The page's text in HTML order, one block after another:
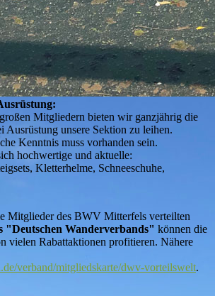
Mitgliedern bieten wir ganzjährig die
unsere Sektion zu leihen.
Kenntnis muss vorhanden sein.
hochwertige und aktuelle:
Kletterhelme, Schneeschuhe,
Mitglieder des BWV Mitterfels verteilten
"Deutschen Wanderverbands" können die
vielen Rabattaktionen profitieren. Nähere
verband/mitgliedskarte/dwv-vorteilswelt.